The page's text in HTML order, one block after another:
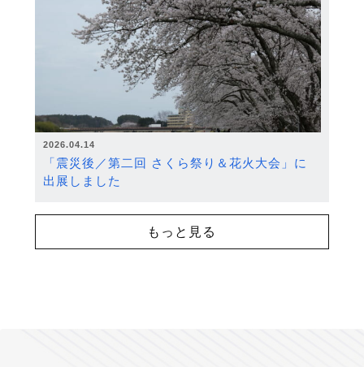
2026.04.14
「震災後／第二回 さくら祭り＆花火大会」に
出展しました
もっと見る